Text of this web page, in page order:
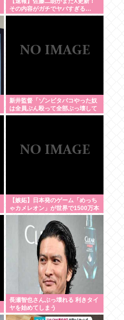
その内容がガチでヤバすぎる…
新井監督「ゾンビタバコやった奴
は全員ぶん殴って全部ぶっ壊して
から辞めたい」
【嫉妬】日本発のゲーム「めっち
ゃカメレオン」が世界で1500万本
売れる
長瀬智也さんぶっ壊れる 利きタイ
ヤを始めてしまう